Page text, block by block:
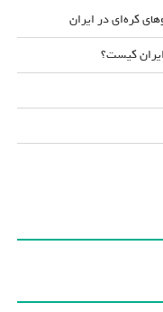
کره‌ای در ایران
کیست؟